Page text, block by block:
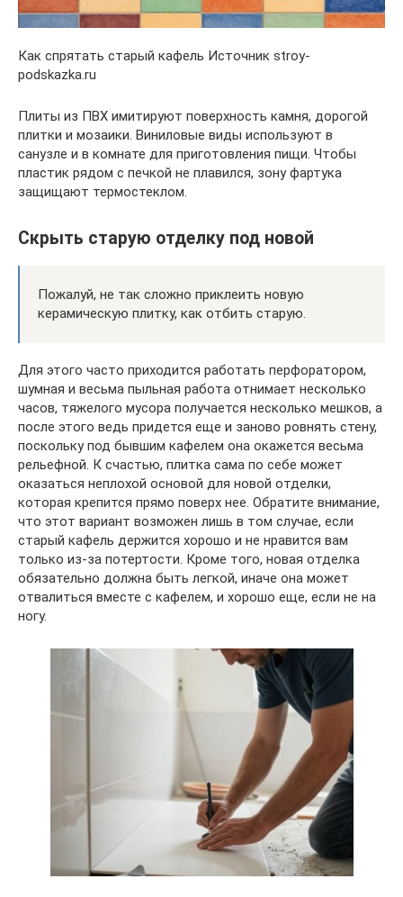
Как спрятать старый кафель Источник stroy-
podskazka.ru
Плиты из ПВХ имитируют поверхность камня, дорогой
плитки и мозаики. Виниловые виды используют в
санузле и в комнате для приготовления пищи. Чтобы
пластик рядом с печкой не плавился, зону фартука
защищают термостеклом.
Скрыть старую отделку под новой
Пожалуй, не так сложно приклеить новую
керамическую плитку, как отбить старую.
Для этого часто приходится работать перфоратором,
шумная и весьма пыльная работа отнимает несколько
часов, тяжелого мусора получается несколько мешков, а
после этого ведь придется еще и заново ровнять стену,
поскольку под бывшим кафелем она окажется весьма
рельефной. К счастью, плитка сама по себе может
оказаться неплохой основой для новой отделки,
которая крепится прямо поверх нее. Обратите внимание,
что этот вариант возможен лишь в том случае, если
старый кафель держится хорошо и не нравится вам
только из-за потертости. Кроме того, новая отделка
обязательно должна быть легкой, иначе она может
отвалиться вместе с кафелем, и хорошо еще, если не на
ногу.